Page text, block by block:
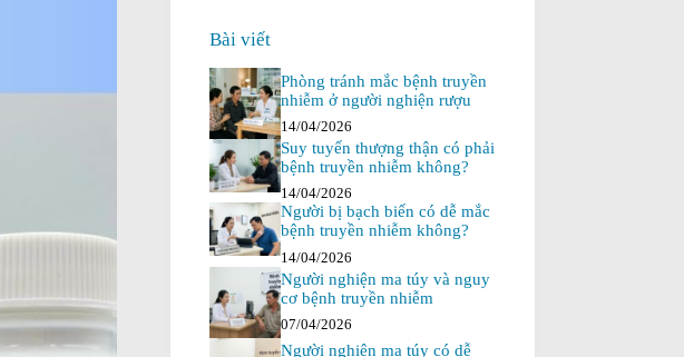
Bài viết
Phòng tránh mắc bệnh truyền
nhiễm ở người nghiện rượu
14/04/2026
Suy tuyến thượng thận có phải
bệnh truyền nhiễm không?
14/04/2026
Người bị bạch biến có dễ mắc
bệnh truyền nhiễm không?
14/04/2026
Người nghiện ma túy và nguy
cơ bệnh truyền nhiễm
07/04/2026
Người nghiện ma túy có dễ